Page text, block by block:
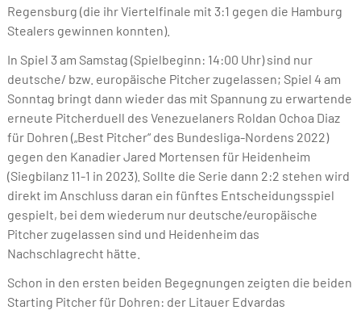
Regensburg (die ihr Viertelfinale mit 3:1 gegen die Hamburg
Stealers gewinnen konnten).
In Spiel 3 am Samstag (Spielbeginn: 14:00 Uhr) sind nur
deutsche/ bzw. europäische Pitcher zugelassen; Spiel 4 am
Sonntag bringt dann wieder das mit Spannung zu erwartende
erneute Pitcherduell des Venezuelaners Roldan Ochoa Diaz
für Dohren („Best Pitcher“ des Bundesliga-Nordens 2022)
gegen den Kanadier Jared Mortensen für Heidenheim
(Siegbilanz 11-1 in 2023). Sollte die Serie dann 2:2 stehen wird
direkt im Anschluss daran ein fünftes Entscheidungsspiel
gespielt, bei dem wiederum nur deutsche/europäische
Pitcher zugelassen sind und Heidenheim das
Nachschlagrecht hätte.
Schon in den ersten beiden Begegnungen zeigten die beiden
Starting Pitcher für Dohren: der Litauer Edvardas